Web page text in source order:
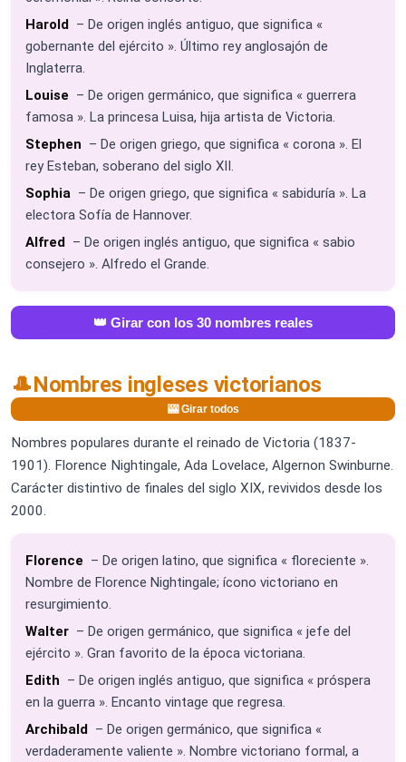
Harold – De origen inglés antiguo, que significa «
gobernante del ejército ». Último rey anglosajón de
Inglaterra.
Louise – De origen germánico, que significa « guerrera
famosa ». La princesa Luisa, hija artista de Victoria.
Stephen – De origen griego, que significa « corona ». El
rey Esteban, soberano del siglo XII.
Sophia – De origen griego, que significa « sabiduría ». La
electora Sofía de Hannover.
Alfred – De origen inglés antiguo, que significa « sabio
consejero ». Alfredo el Grande.
👑 Girar con los 30 nombres reales
🎩Nombres ingleses victorianos
🎰 Girar todos
Nombres populares durante el reinado de Victoria (1837-
1901). Florence Nightingale, Ada Lovelace, Algernon Swinburne.
Carácter distintivo de finales del siglo XIX, revividos desde los
2000.
Florence – De origen latino, que significa « floreciente ».
Nombre de Florence Nightingale; ícono victoriano en
resurgimiento.
Walter – De origen germánico, que significa « jefe del
ejército ». Gran favorito de la época victoriana.
Edith – De origen inglés antiguo, que significa « próspera
en la guerra ». Encanto vintage que regresa.
Archibald – De origen germánico, que significa «
verdaderamente valiente ». Nombre victoriano formal, a